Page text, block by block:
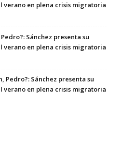
verano en plena crisis migratoria
Sánchez presenta su
verano en plena crisis migratoria
Pedro?: Sánchez presenta su
verano en plena crisis migratoria